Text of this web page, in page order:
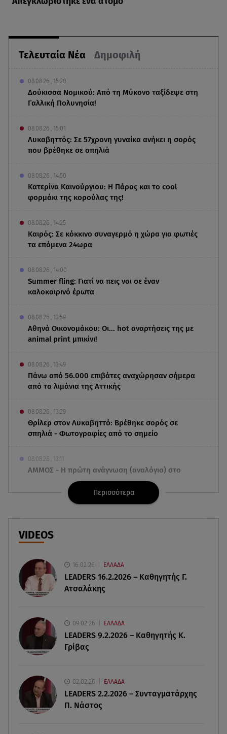
Τελευταία Νέα Δημοφιλή
08.08.26 , 15:20
Δούκισσα Νομικού: Από τη Μύκονο ταξίδεψε στη
Γαλλική Πολυνησία!
08.08.26 , 15:01
Λυκαβηττός: Σε 57χρονη γυναίκα ανήκει η σορός
που βρέθηκε σε σπηλιά
08.08.26 , 14:50
Κατερίνα Καινούργιου: Η Πάρος και το cool
φορμάκι της κορούλας της!
08.08.26 , 14:25
Καιρός: Σε κόκκινο συναγερμό η χώρα για φωτιές
τα επόμενα 24ωρα
08.08.26 , 14:00
Summer fling: Γιατί να πεις ναι σε έναν
καλοκαιρινό έρωτα
08.08.26 , 13:59
Αθηνά Οικονομάκου: Οι... hot αναρτήσεις της με
animal print μπικίνι!
08.08.26 , 13:49
Πάνω από 56.000 επιβάτες αναχώρησαν σήμερα
από τα λιμάνια της Αττικής
08.08.26 , 13:29
Θρίλερ στον Λυκαβηττό: Βρέθηκε σορός σε
σπηλιά - Φωτογραφίες από το σημείο
08.08.26 , 13:11
ΑΜΜΟΣ - Η πρώτη ανάγνωση (αναλόγιο) στο
θέατρο Άβατον
Σέρρες: Απόσπαση προσοχής ή απειρία πίσω από
MG Motor Greece: «Απογειώνεται» στο Athens
Flying Week 2026
ασέλγειας σε ανήλικη
08.08.26 , 12:30
08.08.26 , 12:15
Κυψέλη: «Ο 26χρονος είχε γυρίσει την πλάτη του
στον χριστιανισμό»
Περισσότερα
VIDEOS
16.02.26 ΕΛΛΑΔΑ
LEADERS 16.2.2026 – Καθηγητής Γ.
Ατσαλάκης
09.02.26 ΕΛΛΑΔΑ
LEADERS 9.2.2026 – Καθηγητής Κ.
Γρίβας
02.02.26 ΕΛΛΑΔΑ
LEADERS 2.2.2026 – Συνταγματάρχης
Π. Νάστος